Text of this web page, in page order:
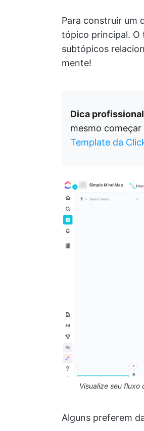
Para construir um
tópico principal. O
subtópicos
mente!
Dica
mesmo
Template da
Visualize seu fluxo
Alguns preferem